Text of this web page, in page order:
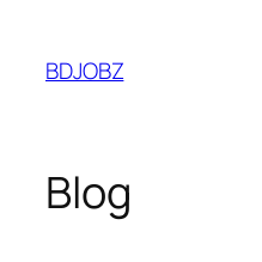
content
BDJOBZ
Blog